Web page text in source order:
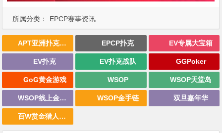
所属分类： EPCP赛事资讯
APT亚洲扑克巡回赛 EPCP扑克 EV专属大宝箱
EV扑克 EV扑克战队 GGPoker
GoG黄金游戏 WSOP WSOP天堂岛
WSOP线上金手链 WSOP金手链 双旦嘉年华
百W赏金猎人大奖赛